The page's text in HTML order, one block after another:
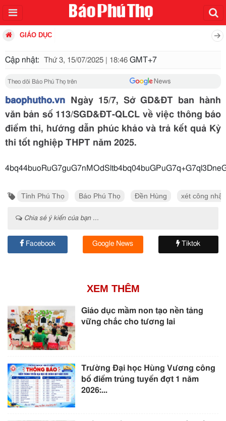
GIÁO DỤC
Cập nhật: Thứ 3, 15/07/2025 | 18:46 GMT+7
Theo dõi Báo Phú Thọ trên
baophutho.vn Ngày 15/7, Sở GD&ĐT ban hành
văn bản số 113/SGD&ĐT-QLCL về việc thông báo
điểm thi, hướng dẫn phúc khảo và trả kết quả Kỳ
thi tốt nghiệp THPT năm 2025.
Tỉnh Phú Thọ Báo Phú Thọ Đền Hùng xét công
Chia sẻ ý kiến của bạn ...
Facebook Google News Tiktok
XEM THÊM
Giáo dục mầm non tạo nền tảng
vững chắc cho tương lai
Trường Đại học Hùng Vương công
bố điểm trúng tuyển đợt 1 năm
2026:...